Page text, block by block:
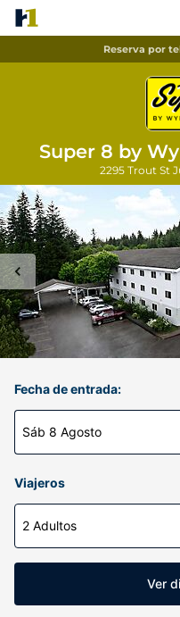
Reserva por
Super 8 by
2295 Trout St
Fecha de entrada:
Sáb 8 Agosto
Viajeros
2 Adultos
Ver